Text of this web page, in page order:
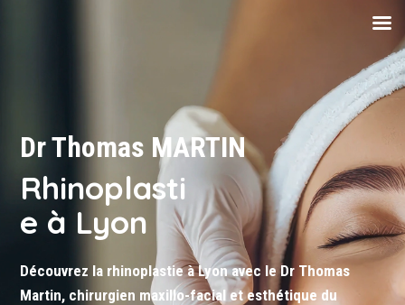
Dr Thomas MARTIN
Rhinoplasti
e à Lyon
Découvrez la rhinoplastie à Lyon avec le Dr Thomas
Martin, chirurgien maxillo-facial et esthétique du